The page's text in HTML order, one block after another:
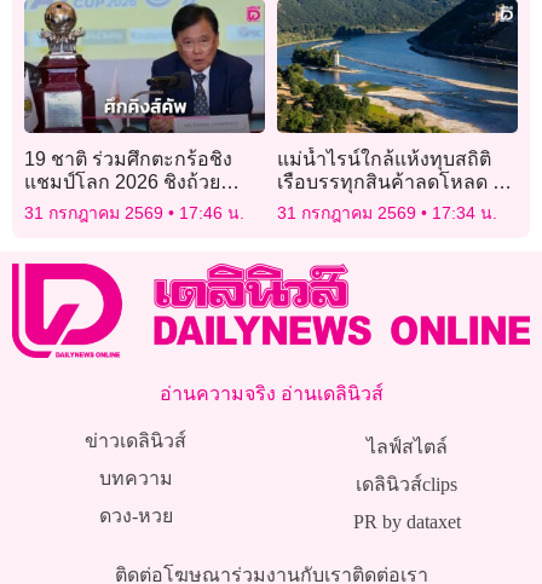
19 ชาติ ร่วมศึกตะกร้อชิง
แชมป์โลก 2026 ชิงถ้วย
พราะราชทาน “คิงส์คัพ” 4-11
ส.ค.นี้ ที่แฟชั่นไอส์แลนด์
31 กรกฎาคม 2569 17:46 น.
แม่น้ำไรน์ใกล้แห้งทุบสถิติ
เรือบรรทุกสินค้าลดโหลด ดัน
ต้นทุนขนส่งพุ่ง
31 กรกฎาคม 2569 17:34 น.
อ่านความจริง อ่านเดลินิวส์
ข่าวเดลินิวส์
บทความ
ดวง-หวย
ไลฟ์สไตล์
เดลินิวส์clips
PR by dataxet
ติดต่อโฆษณาร่วมงานกับเราติดต่อเรา